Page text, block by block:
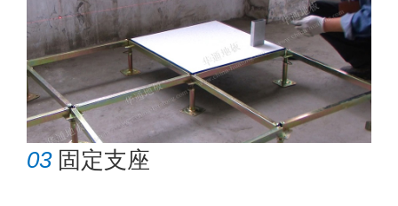
03 固定支座